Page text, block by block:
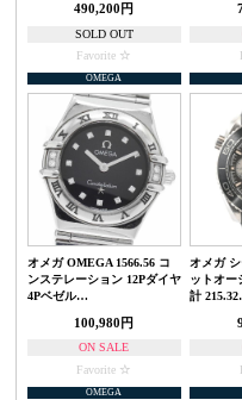
490,200円
SOLD OUT
Favorite
OMEGA
オメガ OMEGA 1566.56 コ
ンステレーション 12Pダイヤ
4Pベゼル…
100,980円
ON SALE
Favorite
オメガ
ットオー
計
OMEGA